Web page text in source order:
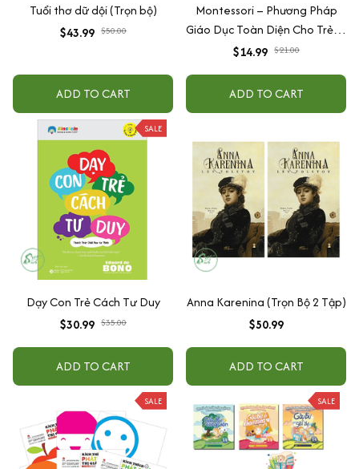
Tuổi thơ dữ dội (Trọn bộ)
$43.99 $50.00
ADD TO CART
Montessori – Phương Pháp
Giáo Dục Toàn Diện Cho Trẻ 0-
6 Tuổi
$14.99 $21.00
ADD TO CART
SALE
Dạy Con Trẻ Cách Tư Duy
$30.99 $35.00
ADD TO CART
Anna Karenina (Trọn Bộ 2 Tập)
$50.99
ADD TO CART
SALE SALE